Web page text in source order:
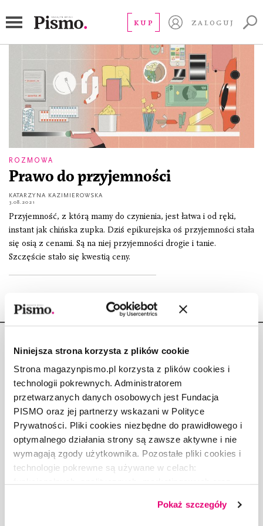
Niniejsza strona korzysta z plików cookie
Strona magazynpismo.pl korzysta z plików cookies i
technologii pokrewnych. Administratorem
przetwarzanych danych osobowych jest Fundacja
PISMO oraz jej partnerzy wskazani w Polityce
Prywatności. Pliki cookies niezbędne do prawidłowego i
optymalnego działania strony są zawsze aktywne i nie
wymagają zgody użytkownika. Pozostałe pliki cookies i
technologie pokrewne są używane w celach:
dobrowolną zgodę na pliki cookies i technologie
pokrewne, zgadzasz się na przechowywanie informacji
Pokaż szczegóły
KUP ZALOGUJ
ROZMOWA
Prawo do przyjemności
KATARZYNA KAZIMIEROWSKA
3.08.2021
Przyjemność, z którą mamy do czynienia, jest łatwa i od ręki,
instant jak chińska zupka. Dziś epikurejska oś przyjemności stała
się osią z cenami. Są na niej przyjemności drogie i tanie.
Szczęście stało się kwestią ceny.
Copyright © Fundacja Pismo
O „PIŚMIE”